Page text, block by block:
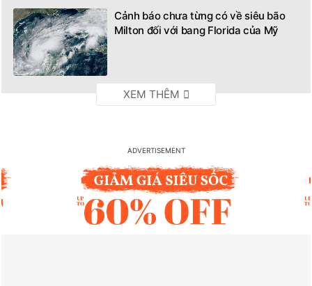
Cảnh báo chưa từng có về siêu bão
Milton đối với bang Florida của Mỹ